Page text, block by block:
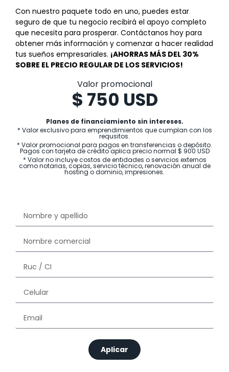
Con nuestro paquete todo en uno, puedes estar
seguro de que tu negocio recibirá el apoyo completo
que necesita para prosperar. Contáctanos hoy para
obtener más información y comenzar a hacer realidad
tus sueños empresariales. ¡AHORRAS MÁS DEL 30%
SOBRE EL PRECIO REGULAR DE LOS SERVICIOS!
Valor promocional
$ 750 USD
Planes de financiamiento sin intereses.
* Valor exclusivo para emprendimientos que cumplan con los
requsitos.
* Valor promocional para pagos en transferencias o depósito.
Pagos con tarjeta de crédito aplica precio normal $ 900 USD
* Valor no incluye costos de entidades o servicios externos
como notarias, copias, servicio técnico, renovación anual de
hosting o dominio, impresiones.
Aplicar